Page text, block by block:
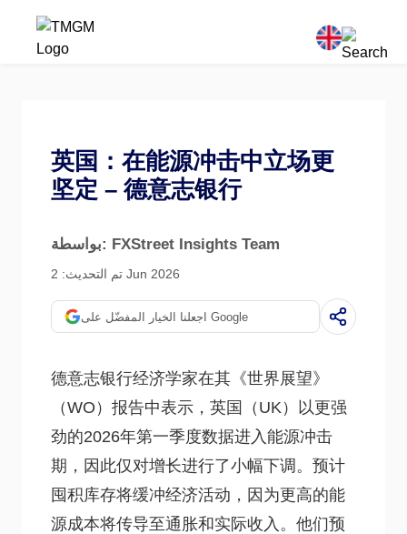
英国：在能源冲击中立场更
坚定 – 德意志银行
بواسطة: FXStreet Insights Team
تم التحديث: 2 Jun 2026
اجعلنا الخيار المفضّل على Google
德意志银行经济学家在其《世界展望》
（WO）报告中表示，英国（UK）以更强
劲的2026年第一季度数据进入能源冲击
期，因此仅对增长进行了小幅下调。预计
囤积库存将缓冲经济活动，因为更高的能
源成本将传导至通胀和实际收入。他们预